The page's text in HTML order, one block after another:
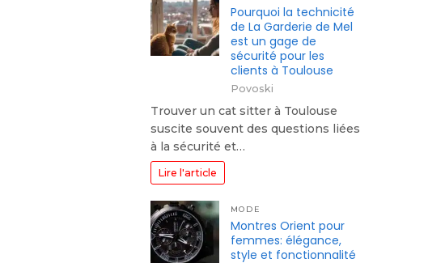
Pourquoi la technicité
de La Garderie de Mel
est un gage de
sécurité pour les
clients à Toulouse
Povoski
Trouver un cat sitter à Toulouse
suscite souvent des questions liées
à la sécurité et…
Lire l'article
MODE
Montres Orient pour
femmes: élégance,
style et fonctionnalité